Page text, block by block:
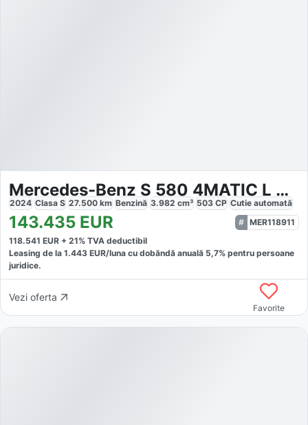
Mercedes-Benz S 580 4MATIC L AMG Line MY25
2024 Clasa S 27.500 km Benzină 3.982 cm³ 503 CP Cutie automată
143.435 EUR
MER118911
118.541 EUR + 21% TVA deductibil
Leasing de la 1.443 EUR/luna cu dobăndă anuală 5,7% pentru persoane
juridice.
Vezi oferta
Favorite